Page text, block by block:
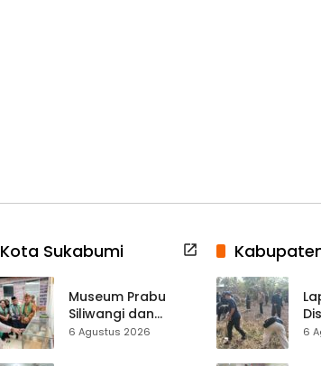
Kota Sukabumi
Museum Prabu
Siliwangi dan
Museum Keramik
6 Agustus 2026 6